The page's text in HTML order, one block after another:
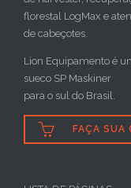
florestal LogMax e
de cabeçotes.
Lion Equipamento é
sueco SP Maskiner
para o sul do Brasil.
 FAÇA SUA